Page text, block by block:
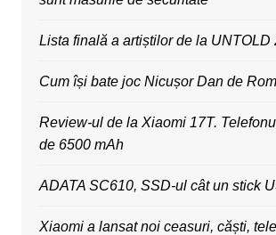
Lista finală a artiștilor de la UNTOLD
Cum își bate joc Nicușor Dan de
Review-ul de la Xiaomi 17T.
de 6500 mAh
ADATA SC610, SSD-ul cât un stick
Xiaomi a lansat noi ceasuri, căști,